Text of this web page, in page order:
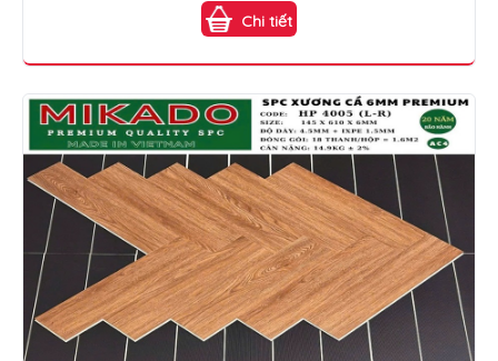
Chi tiết